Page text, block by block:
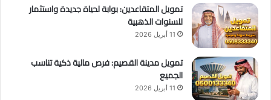
ح
تمويل المتقاعدين: بوابة لحياة جديدة واستثمار
للسنوات الذهبية
11 أبريل 2026
تمويل مدينة القصيم: فرص مالية ذكية تناسب
الجميع
11 أبريل 2026